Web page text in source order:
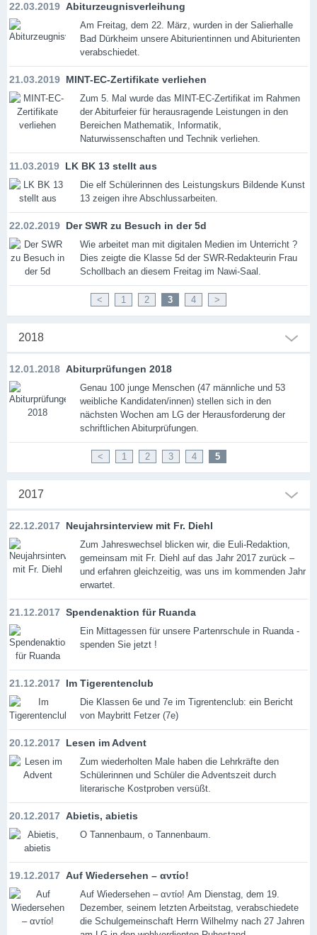
22.03.2019 Abiturzeugnisverleihung
Am Freitag, dem 22. März, wurden in der Salierhalle
Bad Dürkheim unsere Abiturientinnen und Abiturienten
verabschiedet.
21.03.2019 MINT-EC-Zertifikate verliehen
Zum 5. Mal wurde das MINT-EC-Zertifikat im Rahmen
der Abiturfeier für herausragende Leistungen in den
Bereichen Mathematik, Informatik,
Naturwissenschaften und Technik verliehen.
11.03.2019 LK BK 13 stellt aus
Die elf Schülerinnen des Leistungskurs Bildende Kunst
13 zeigen ihre Abschlussarbeiten.
22.02.2019 Der SWR zu Besuch in der 5d
Wie arbeitet man mit digitalen Medien im Unterricht ?
Dies zeigte die Klasse 5d der SWR-Redakteurin Frau
Schollbach an diesem Freitag im Nawi-Saal.
< 1 2 3 4 >
2018
12.01.2018 Abiturprüfungen 2018
Genau 100 junge Menschen (47 männliche und 53
weibliche Kandidaten/innen) stellen sich in den
nächsten Wochen am LG der Herausforderung der
schriftlichen Abiturprüfungen.
< 1 2 3 4 5
2017
22.12.2017 Neujahrsinterview mit Fr. Diehl
Zum Jahreswechsel blicken wir, die Euli-Redaktion,
gemeinsam mit Fr. Diehl auf das Jahr 2017 zurück –
und erfahren gleichzeitig, was uns im kommenden Jahr
erwartet.
21.12.2017 Spendenaktion für Ruanda
Ein Mittagessen für unsere Partenrschule in Ruanda -
spenden Sie jetzt !
21.12.2017 Im Tigerentenclub
Die Klassen 6e und 7e im Tigrentenclub: ein Bericht
von Maybritt Fetzer (7e)
20.12.2017 Lesen im Advent
Zum wiederholten Male haben die Lehrkräfte den
Schülerinnen und Schüler die Adventszeit durch
literarische Kostproben versüßt.
20.12.2017 Abietis, abietis
O Tannenbaum, o Tannenbaum.
19.12.2017 Auf Wiedersehen – αντίο!
Auf Wiedersehen – αντίο! Am Dienstag, dem 19.
Dezember, seinem letzten Arbeitstag, verabschiedete
die Schulgemeinschaft Herrn Wilhelmy nach 27 Jahren